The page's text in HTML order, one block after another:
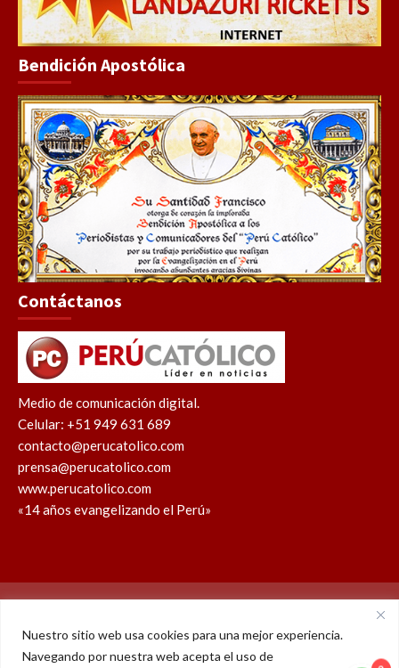
Nuestro sitio web usa cookies para una mejor experiencia.
Navegando por nuestra web acepta el uso de
Bendición Apostólica
Contáctanos
Medio de comunicación digital.
Celular: +51 949 631 689
contacto@perucatolico.com
prensa@perucatolico.com
www.perucatolico.com
«14 años evangelizando el Perú»
WhatsAppFacebookYoutubeInstagram
X